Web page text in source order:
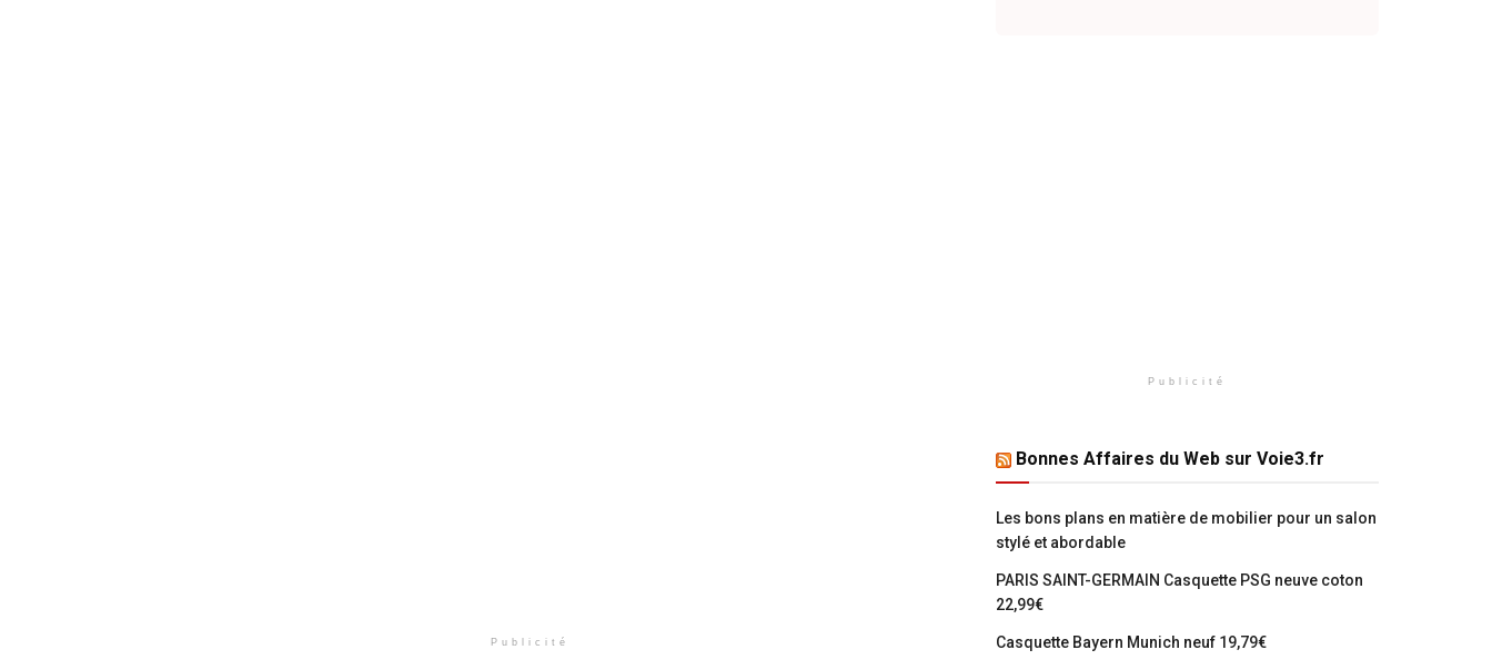
Publicité
Publicité
Bonnes Affaires du Web sur Voie3.fr
Les bons plans en matière de mobilier pour un salon
stylé et abordable
PARIS SAINT-GERMAIN Casquette PSG neuve coton
22,99€
Casquette Bayern Munich neuf 19,79€